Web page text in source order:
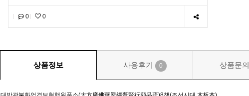
0 0
상품정보 사용후기 0 상품문의